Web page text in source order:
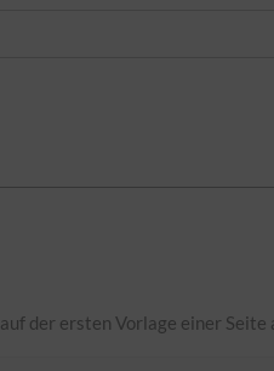
auf der ersten Vorlage einer Seite